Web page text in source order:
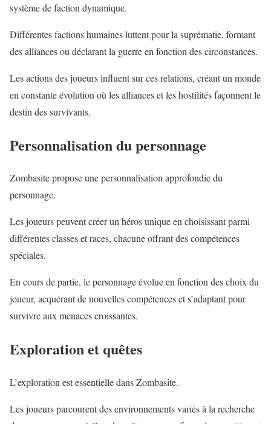
système de faction dynamique.
Différentes factions humaines luttent pour la suprématie, formant
des alliances ou déclarant la guerre en fonction des circonstances.
Les actions des joueurs influent sur ces relations, créant un monde
en constante évolution où les alliances et les hostilités façonnent le
destin des survivants.
Personnalisation du personnage
Zombasite propose une personnalisation approfondie du
personnage.
Les joueurs peuvent créer un héros unique en choisissant parmi
différentes classes et races, chacune offrant des compétences
spéciales.
En cours de partie, le personnage évolue en fonction des choix du
joueur, acquérant de nouvelles compétences et s’adaptant pour
survivre aux menaces croissantes.
Exploration et quêtes
L’exploration est essentielle dans Zombasite.
Les joueurs parcourent des environnements variés à la recherche